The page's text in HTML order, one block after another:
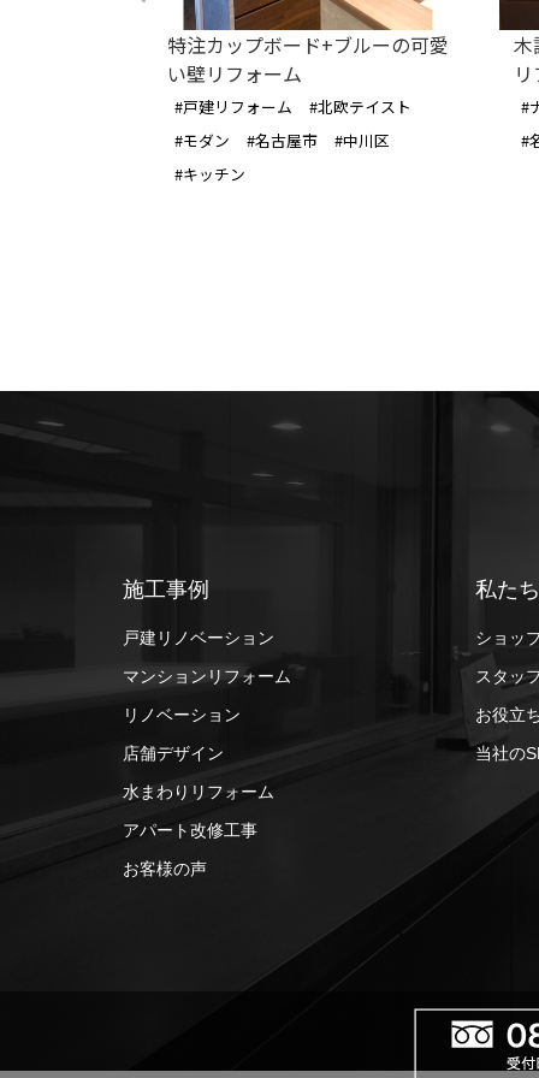
特注カップボード+ブルーの可愛
い壁リフォーム
#戸建リフォーム
#北欧テイスト
#モダン
#名古屋市
#中川区
#キッチン
木
#
#
施工事例
戸建リノベーション
マンションリフォーム
リノベーション
店舗デザイン
水まわりリフォーム
アパート改修工事
お客様の声
私た
ショッ
スタッ
お役立
当社の